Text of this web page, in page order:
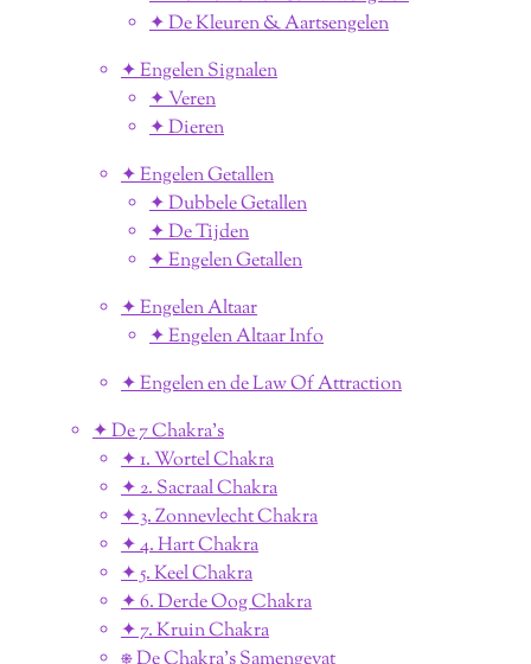
✦ De Kleuren & Aartsengelen
✦ Engelen Signalen
✦ Veren
✦ Dieren
✦ Engelen Getallen
✦ Dubbele Getallen
✦ De Tijden
✦ Engelen Getallen
✦ Engelen Altaar
✦ Engelen Altaar Info
✦ Engelen en de Law Of Attraction
✦ De 7 Chakra's
✦ 1. Wortel Chakra
✦ 2. Sacraal Chakra
✦ 3. Zonnevlecht Chakra
✦ 4. Hart Chakra
✦ 5. Keel Chakra
✦ 6. Derde Oog Chakra
✦ 7. Kruin Chakra